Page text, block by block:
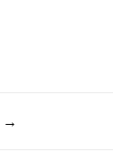
→